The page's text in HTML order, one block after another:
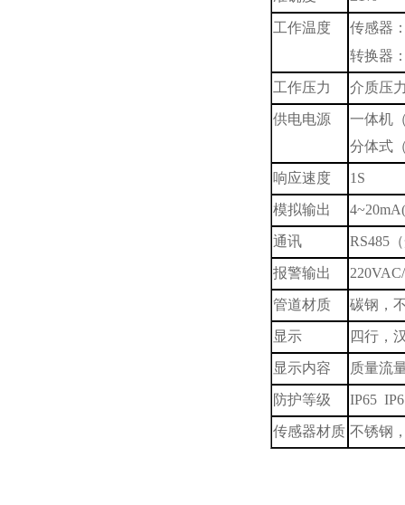
工作温度
传感器
转换器
工作压力 介质压
供电电源
一体机
分体式
响应速度 1S
模拟输出
通讯 RS485
报警输出
管道材质 碳钢，
显示 四行，
显示内容 质量流
防护等级 IP65
传感器材质 不锈钢